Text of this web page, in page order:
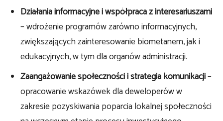
Działania informacyjne i współpraca z interesariuszami
– wdrożenie programów zarówno informacyjnych,
zwiększających zainteresowanie biometanem, jak i
edukacyjnych, w tym dla organów administracji.
Zaangażowanie społeczności i strategia komunikacji–
opracowanie wskazówek dla deweloperów w
zakresie pozyskiwania poparcia lokalnej społeczności